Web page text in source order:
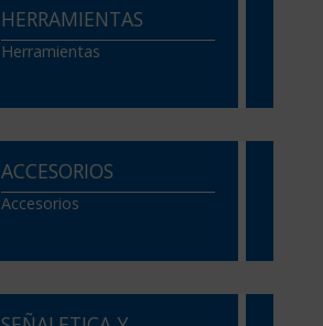
HERRAMIENTAS
Herramientas
ACCESORIOS
Accesorios